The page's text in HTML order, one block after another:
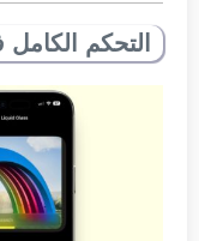
التحكم